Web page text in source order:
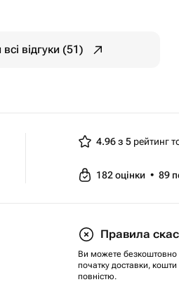
відгуки (51)
4.96 з 5 рейтинг
182оцінки • 89
Правила
Ви можете безкоштовно
початку доставки,
повністю.